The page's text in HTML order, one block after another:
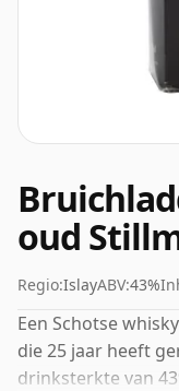
oud
Regio:IslayABV:43%
Een Schotse
die 25 jaar heeft
drinksterkte van